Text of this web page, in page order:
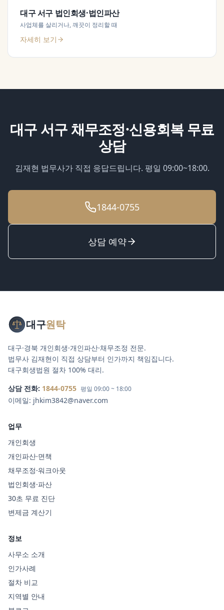
대구 서구 법인회생·법인파산
사업체를 살리거나, 깨끗이 정리할 때
자세히 보기
대구 서구채무조정·신용회복 무료
상담
김재현 법무사가 직접 응답드립니다. 평일 09:00~18:00.
1844-0755
상담 예약
대구원탁
대구·경북 개인회생·개인파산·채무조정 전문.
법무사 김재현이 직접 상담부터 인가까지 책임집니다.
대구회생법원 절차 100% 대리.
상담 전화: 1844-0755 평일 09:00 ~ 18:00
이메일: jhkim3842@naver.com
업무
개인회생
개인파산·면책
채무조정·워크아웃
법인회생·파산
30초 무료 진단
변제금 계산기
정보
사무소 소개
인가사례
절차 비교
지역별 안내